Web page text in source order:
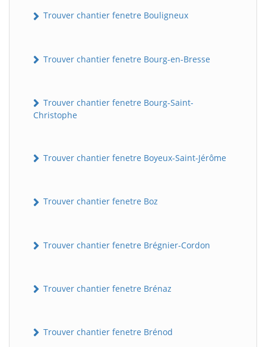
Trouver chantier fenetre Bouligneux
Trouver chantier fenetre Bourg-en-Bresse
Trouver chantier fenetre Bourg-Saint-
Christophe
Trouver chantier fenetre Boyeux-Saint-Jérôme
Trouver chantier fenetre Boz
Trouver chantier fenetre Brégnier-Cordon
Trouver chantier fenetre Brénaz
Trouver chantier fenetre Brénod